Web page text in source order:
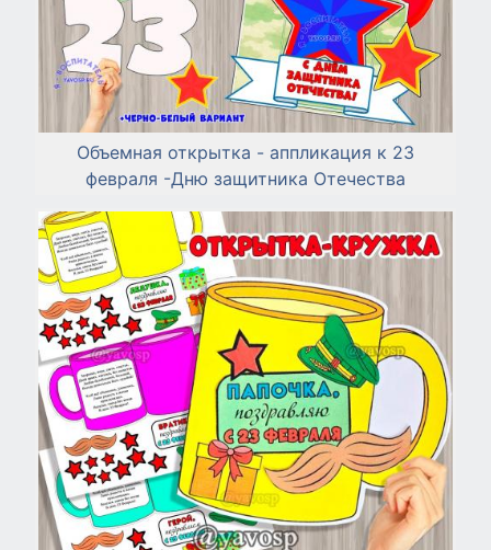
Объемная открытка - аппликация к 23
февраля -Дню защитника Отечества